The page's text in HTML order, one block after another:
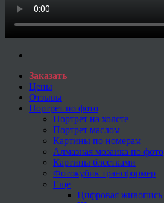
Заказать
Цены
Отзывы
Портрет по фото
Портрет на холсте
Портрет маслом
Картины по номерам
Алмазная мозаика по фото
Картины блестками
Фотокубик трансформер
Еще
Цифровая живопись